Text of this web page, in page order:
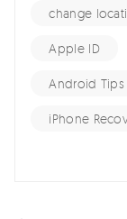
change
Apple ID
Android Tips
iPhone